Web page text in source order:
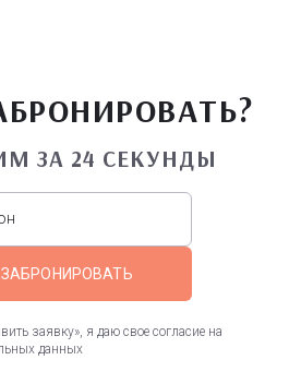
ЗА 24 СЕКУНДЫ
заявку», я даю свое согласие на
данных